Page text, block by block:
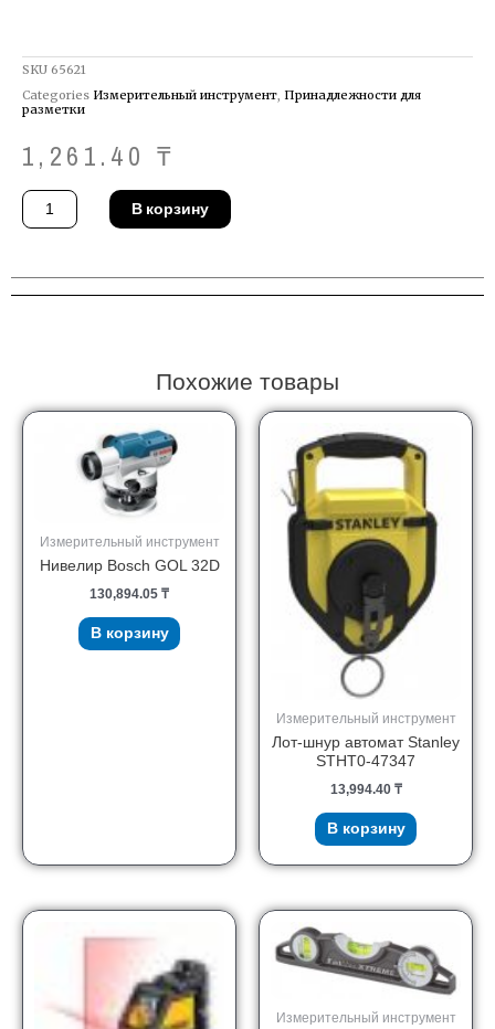
SKU 65621
Categories Измерительный инструмент, Принадлежности для
разметки
1,261.40 ₸
Количество
товара
Лот-
0-
47-
В корзину
Похожие товары
Измерительный инструмент
Нивелир Bosch GOL 32D
130,894.05 ₸
В корзину
Измерительный инструмент
Лот-шнур автомат Stanley
STHT0-47347
13,994.40 ₸
В корзину
Измерительный инструмент